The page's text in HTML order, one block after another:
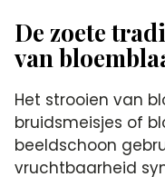
De zoete
van
Het strooien van
bruidsmeisjes of
beeldschoon
vruchtbaarheid